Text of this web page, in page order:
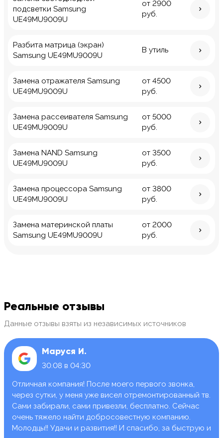
подсветки Samsung
UE49MU9009U
от 2900
руб.
Разбита матрица (экран)
Samsung UE49MU9009U
В утиль
Замена отражателя Samsung
UE49MU9009U
от 4500
руб.
Замена рассеивателя Samsung
UE49MU9009U
от 5000
руб.
Замена NAND Samsung
UE49MU9009U
от 3500
руб.
Замена процессора Samsung
UE49MU9009U
от 3800
руб.
Замена материнской платы
Samsung UE49MU9009U
от 2000
руб.
Реальные отзывы
Данные отзывы взяты из независимых источников
Маруся И.
30.08 в 04:30
Отличная компания! После моего первого звонка,
через сутки, у меня уже висел отремонтированный тв.
Сами забирали, сами привезли, бесплатно. Сейчас
очень тяжело найти добросовестную компанию.
Молодцы!! Удачи и развития!! И спасибо, за быструю и